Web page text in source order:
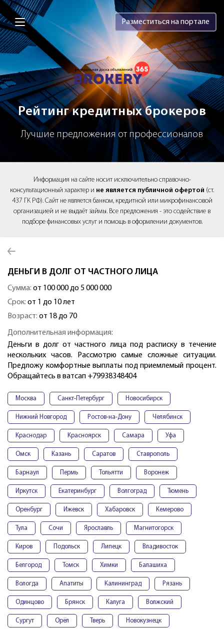
Brokery365 - Рейтинг кредитных
Разместиться на портале
Рейтинг кредитных брокеров
Лучшие предложения от профессионалов
Информация на сайте носит исключительно справочно-
консультационный характер и не является публичной офертой (ст.
437 ГК РФ). Сайт не является банком, кредитной или микрофинансовой
организацией и не выдаёт займы. Все предложения - это содействие в
подборе финансовых услуг и помощь в оформлении документов.
ДЕНЬГИ В ДОЛГ ОТ ЧАСТНОГО ЛИЦА
Сумма: от 100 000 до 5 000 000
Срок: от 1 до 10 лет
Возраст: от 18 до 70
Дополнительная информация:
Деньги в долг от частного лица под расписку в течение
нескольких часов. Рассмотрю самые сложные ситуации.
Предложу комфортные выплаты под приемлемый процент.
Обращайтесь в ватсап +79938348404
Москва Санкт-Петербург Новосибирск
Нижний Новгород Ростов-на-Дону Челябинск
Краснодар Красноярск Самара Уфа
Омск Казань Саратов Ставрополь
Барнаул Пермь Тольятти Воронеж
Иркутск Екатеринбург Волгоград Тюмень
Оренбург Ижевск Хабаровск Кемерово
Тула Сочи Ярославль Магнитогорск
Киров Подольск Липецк Владивосток
Белгород Томск Химки Балашиха
Вологда Апатиты Калининград Рязань
Одинцово Брянск Калуга Волжский
Сургут Орёл Тверь Новокузнецк